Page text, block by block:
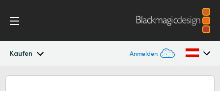
Kaufen Anmelden
Blackmagic Videohub